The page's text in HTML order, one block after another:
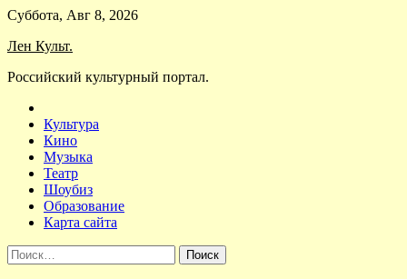
Skip
content
Суббота, Авг 8, 2026
Лен Культ.
Российский культурный портал.
Культура
Кино
Музыка
Театр
Шоубиз
Образование
Карта сайта
Найти: